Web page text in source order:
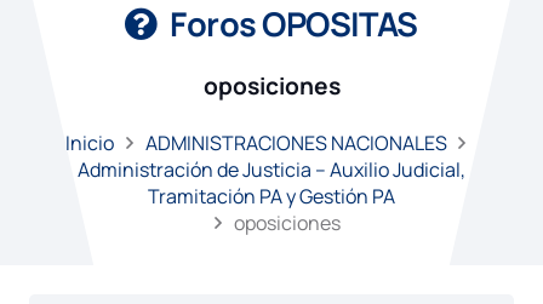
Foros OPOSITAS
oposiciones
Inicio
ADMINISTRACIONES NACIONALES
Administración de Justicia – Auxilio Judicial,
Tramitación PA y Gestión PA
oposiciones